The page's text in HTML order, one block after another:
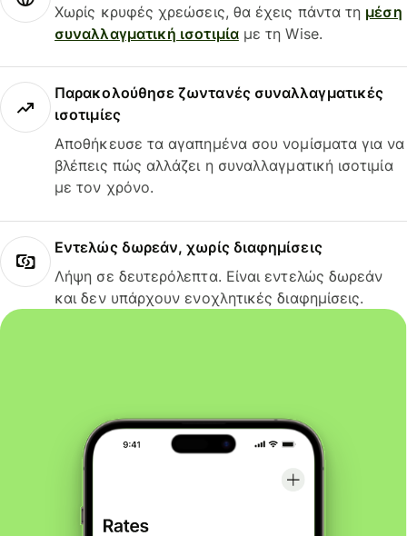
Χωρίς κρυφές χρεώσεις, θα έχεις πάντα τη μέση
συναλλαγματική ισοτιμίαμε τη Wise.
Παρακολούθησε ζωντανές συναλλαγματικές
ισοτιμίες
Αποθήκευσε τα αγαπημένα σου νομίσματα για να
βλέπεις πώς αλλάζει η συναλλαγματική ισοτιμία
με τον χρόνο.
Εντελώς δωρεάν, χωρίς διαφημίσεις
Λήψη σε δευτερόλεπτα. Είναι εντελώς δωρεάν
και δεν υπάρχουν ενοχλητικές διαφημίσεις.